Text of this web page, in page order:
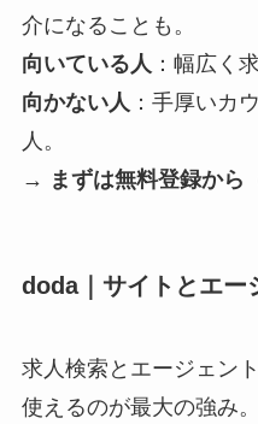
介になることも。
向いている人 ：幅広く
向かない人 ：手厚いカ
人。
→ まずは無料登録から
doda｜サイトとエー
求人検索とエージェン
使えるのが最大の強み